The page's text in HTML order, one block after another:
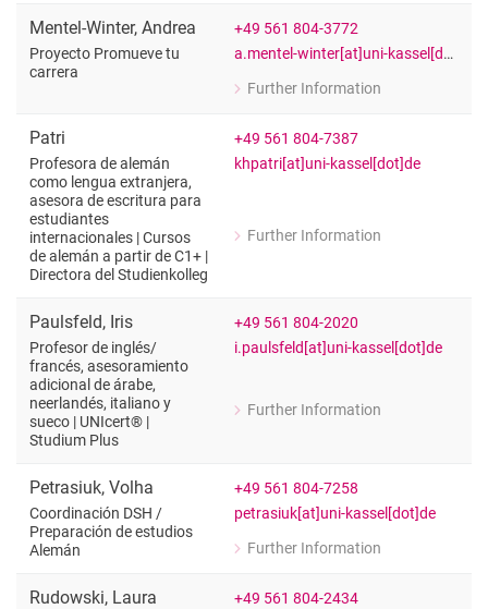
Mentel-Winter, Andrea
Proyecto Promueve tu
carrera
+49 561 804-3772
a.mentel-winter[at]uni-kassel[dot]de
Further Information
for Andrea Mentel-Winter
Patri
Profesora de alemán
como lengua extranjera,
asesora de escritura para
estudiantes
internacionales | Cursos
de alemán a partir de C1+ |
Directora del Studienkolleg
+49 561 804-7387
khpatri[at]uni-kassel[dot]de
Further Information
for Patri
Paulsfeld, Iris
Profesor de inglés/​
francés, asesoramiento
adicional de árabe,
neerlandés, italiano y
sueco | UNIcert® |
Studium Plus
+49 561 804-2020
i.paulsfeld[at]uni-kassel[dot]de
Further Information
for Iris Paulsfeld
Petrasiuk, Volha
Coordinación DSH /​
Preparación de estudios
Alemán
+49 561 804-7258
petrasiuk[at]uni-kassel[dot]de
Further Information
for Volha Petrasiuk
Rudowski, Laura
+49 561 804-2434